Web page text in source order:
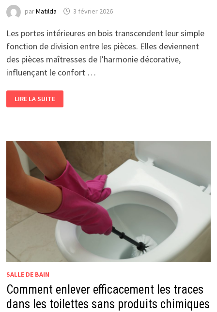
parMatilda 3 février 2026
Les portes intérieures en bois transcendent leur simple
fonction de division entre les pièces. Elles deviennent
des pièces maîtresses de l’harmonie décorative,
influençant le confort …
PORTE
EN
LE
STYLE
IDÉAL
POUR
VOTRE
INTÉRIEUR
LIRE LA SUITE
SALLE DE BAIN
Comment enlever efficacement les traces
dans les toilettes sans produits chimiques